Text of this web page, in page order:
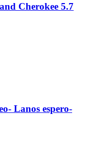
Cherokee 5.7
Lanos espero-